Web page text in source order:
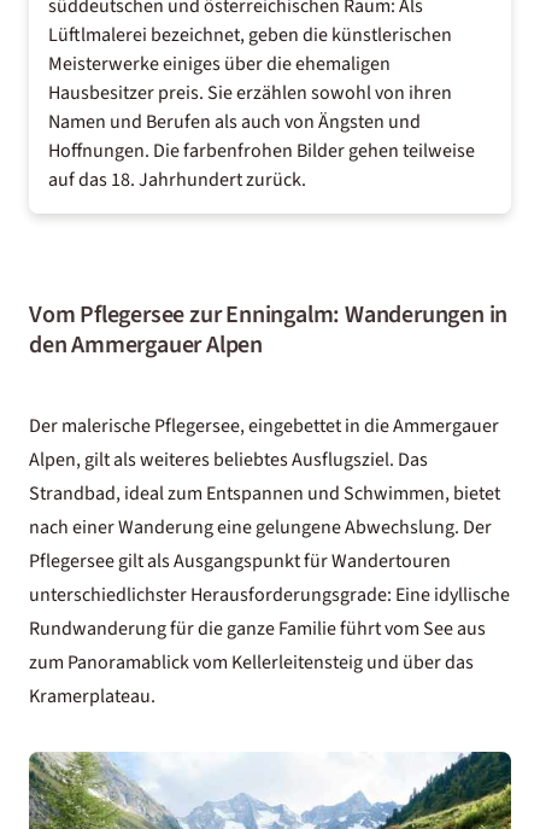
süddeutschen und österreichischen Raum: Als
Lüftlmalerei bezeichnet, geben die künstlerischen
Meisterwerke einiges über die ehemaligen
Hausbesitzer preis. Sie erzählen sowohl von ihren
Namen und Berufen als auch von Ängsten und
Hoffnungen. Die farbenfrohen Bilder gehen teilweise
auf das 18. Jahrhundert zurück.
Vom Pflegersee zur Enningalm: Wanderungen in
den Ammergauer Alpen
Der malerische Pflegersee, eingebettet in die Ammergauer
Alpen, gilt als weiteres beliebtes Ausflugsziel. Das
Strandbad, ideal zum Entspannen und Schwimmen, bietet
nach einer Wanderung eine gelungene Abwechslung. Der
Pflegersee gilt als Ausgangspunkt für Wandertouren
unterschiedlichster Herausforderungsgrade: Eine idyllische
Rundwanderung für die ganze Familie führt vom See aus
zum Panoramablick vom Kellerleitensteig und über das
Kramerplateau.